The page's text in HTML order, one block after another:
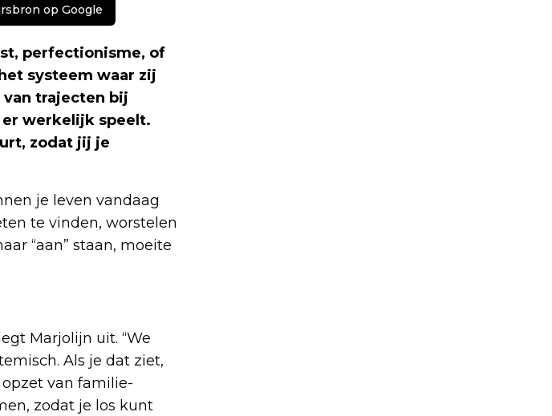
op Google
perfectionisme, of
systeem waar zij
trajecten bij
er werkelijk speelt.
zodat jij je
je leven vandaag
te vinden, worstelen
“aan” staan, moeite
Marjolijn uit. “We
Als je dat ziet,
van familie-
zodat je los kunt